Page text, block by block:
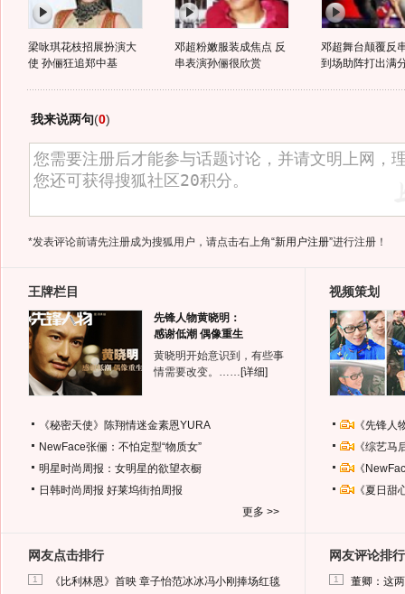
梁咏琪花枝招展扮演大
使 孙俪狂追郑中基
邓超粉嫩服装成焦点 反
串表演孙俪很欣赏
邓超舞台颠覆反
到场助阵打出满
我来说两句(0)
*发表评论前请先注册成为搜狐用户，请点击右上角“新用户注册”进行注册！
王牌栏目
先锋人物黄晓明：
感谢低潮 偶像重生
黄晓明开始意识到，有些事
情需要改变。…… [详细]
《秘密天使》陈翔情迷金素恩YURA
NewFace张俪：不怕定型“物质女”
明星时尚周报：女明星的欲望衣橱
日韩时尚周报 好莱坞街拍周报
更多 >>
视频策划
《先锋
《综艺
《
《夏日
网友点击排行
1 《比利林恩》首映 章子怡范冰冰冯小刚捧场红毯
网友评论排行
1 董卿：这